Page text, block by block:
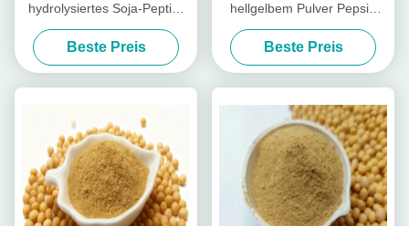
hydrolysiertes Soja-Peptid-
Proteinpulver mit
Rohprotein, 50 % Soja-
Duftfabrik
Beste Preis
hellgelbem Pulver Pepsin
Verdaulichkeit mehr als 90%
Beste Preis